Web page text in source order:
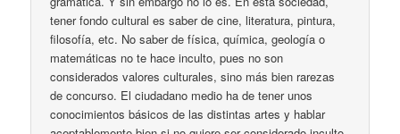
tener fondo cultural es saber de cine, literatura, pintura,
filosofía, etc. No saber de física, química, geología o
matemáticas no te hace inculto, pues no son
considerados valores culturales, sino más bien rarezas
de concurso. El ciudadano medio ha de tener unos
conocimientos básicos de las distintas artes y hablar